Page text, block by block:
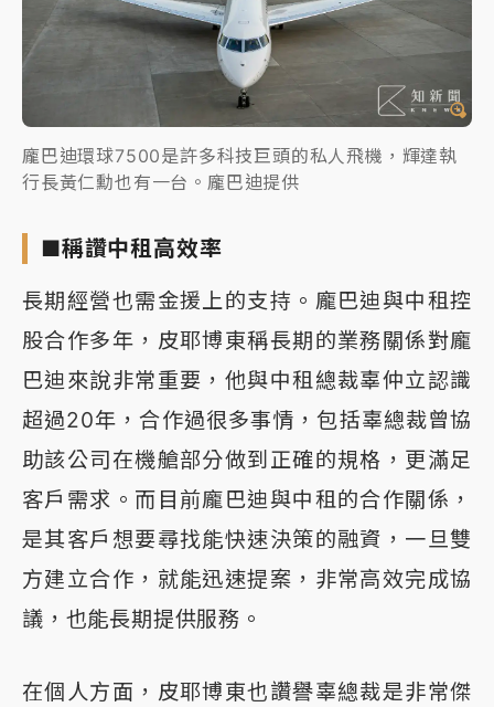
龐巴迪環球7500是許多科技巨頭的私人飛機，輝達執
行長黃仁勳也有一台。龐巴迪提供
■稱讚中租高效率
長期經營也需金援上的支持。龐巴迪與中租控
股合作多年，皮耶博東稱長期的業務關係對龐
巴迪來說非常重要，他與中租總裁辜仲立認識
超過20年，合作過很多事情，包括辜總裁曾協
助該公司在機艙部分做到正確的規格，更滿足
客戶需求。而目前龐巴迪與中租的合作關係，
是其客戶想要尋找能快速決策的融資，一旦雙
方建立合作，就能迅速提案，非常高效完成協
議，也能長期提供服務。
在個人方面，皮耶博東也讚譽辜總裁是非常傑